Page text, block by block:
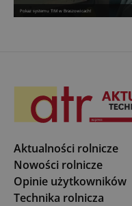
Pokaz systemu TIM w Braszowicach!
Aktualności rolnicze
Nowości rolnicze
Opinie użytkowników
Technika rolnicza